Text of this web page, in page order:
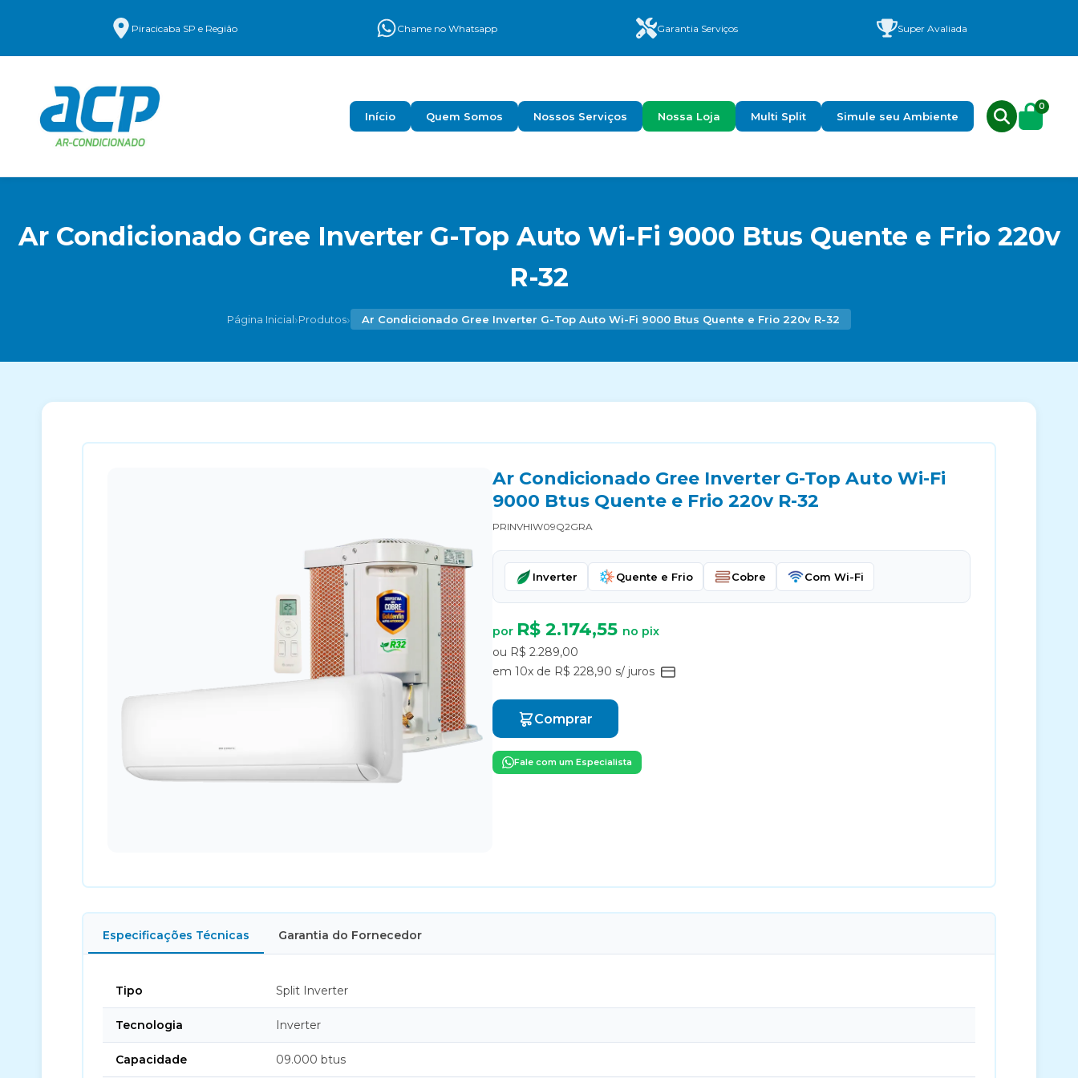
Piracicaba SP e Região Chame no Whatsapp Garantia Serviços Super Avaliada
Início Quem Somos Nossos Serviços Nossa Loja Multi Split Simule seu Ambiente
0
Ar Condicionado Gree Inverter G-Top Auto Wi-Fi 9000 Btus Quente e Frio 220v
R-32
Página Inicial›Produtos› Ar Condicionado Gree Inverter G-Top Auto Wi-Fi 9000 Btus Quente e Frio 220v R-32
Ar Condicionado Gree Inverter G-Top Auto Wi-Fi
9000 Btus Quente e Frio 220v R-32
PRINVHIW09Q2GRA
Inverter Quente e Frio Cobre Com Wi-Fi
por R$ 2.174,55 no pix
ou R$ 2.289,00
em 10x de R$ 228,90 s/ juros
Comprar
Fale com um Especialista
Especificações Técnicas Garantia do Fornecedor
Tipo Split Inverter
Tecnologia Inverter
Capacidade 09.000 btus